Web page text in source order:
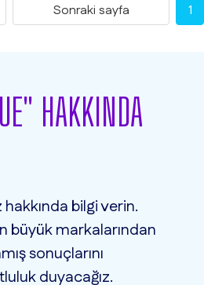
Sonraki sayfa 1
HAKKINDA
bilgi verin.
büyük markalarından
sonuçlarını
duyacağız.